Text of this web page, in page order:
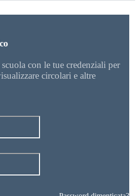
con le tue credenziali per
circolari e altre